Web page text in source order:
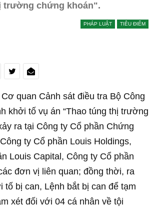
trường chứng khoán".
PHÁP LUẬT TIÊU ĐIỂM
quan Cảnh sát điều tra Bộ Công
khởi tố vụ án “Thao túng thị trường
ra tại Công ty Cổ phần Chứng
ty Cổ phần Louis Holdings,
Louis Capital, Công ty Cổ phần
đơn vị liên quan; đồng thời, ra
tố bị can, Lệnh bắt bị can để tạm
xét đối với 04 cá nhân về tội